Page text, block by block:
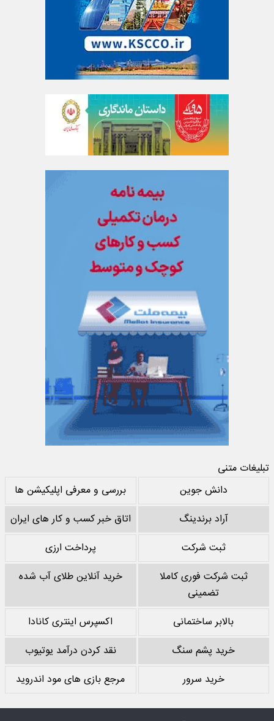
تبلیغات متنی
دانش جوین
بررسی و معرفی اپلیکیشن ها
آراد برندینگ
اتاق خبر کسب و کار های ایران
ثبت شرکت
پرداخت ارزی
ثبت شرکت فوری کاملا
تضمینی
خرید آنلاین طلای آب شده
بالابر ساختمانی
اکسپرس اینتری کانادا
خرید پشم سنگ
نقد کردن درآمد یوتیوب
خرید سرور
مرجع بازی های مود اندروید